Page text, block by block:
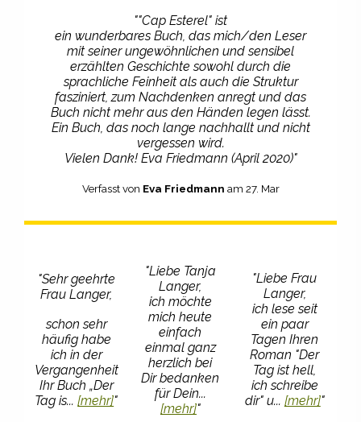
""Cap Esterel" ist
ein wunderbares Buch, das mich/den Leser
mit seiner ungewöhnlichen und sensibel
erzählten Geschichte sowohl durch die
sprachliche Feinheit als auch die Struktur
fasziniert, zum Nachdenken anregt und das
Buch nicht mehr aus den Händen legen lässt.
Ein Buch, das noch lange nachhallt und nicht
vergessen wird.
Vielen Dank! Eva Friedmann (April 2020)"
Verfasst von Eva Friedmann am 27. Mar
"Sehr geehrte
Frau Langer,
schon sehr
häufig habe
ich in der
Vergangenheit
Ihr Buch „Der
Tag is...[mehr]"
"Liebe Tanja
Langer,
ich möchte
mich heute
einfach
einmal ganz
herzlich bei
Dir bedanken
für Dein...
[mehr]"
"Liebe Frau
Langer,
ich lese seit
ein paar
Tagen Ihren
Roman "Der
Tag ist hell,
ich schreibe
dir" u... [mehr]"